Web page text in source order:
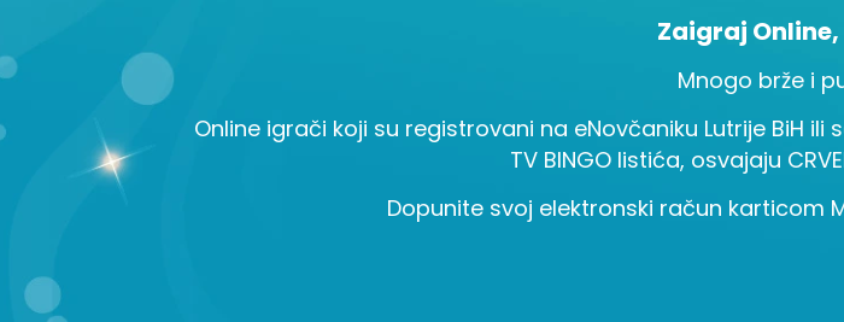
Zaigraj
Mnogo brže i
Online igrači koji su registrovani na eNovčaniku Lutrije BiH ili
TV BINGO listića, osvajaju
Dopunite svoj elektronski račun karticom